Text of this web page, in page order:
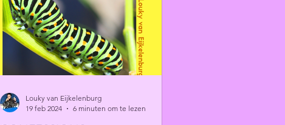
Louky van Eijkelenburg
19 feb 2024
6 minuten om te lezen